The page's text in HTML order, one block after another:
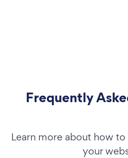
Frequently
Learn more about how
your